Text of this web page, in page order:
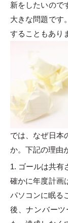
新をしたいので
大きな問題です
することもあり
では、なぜ日本
か。下記の理由
1. ゴールは共有
確かに年度計画
パソコンに眠る
後、ナンバー